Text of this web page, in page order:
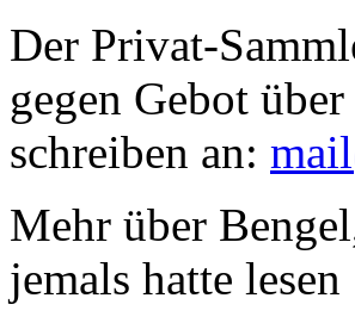
Der Privat-
gegen Gebot
schreiben an:
Mehr über
jemals hatte lesen